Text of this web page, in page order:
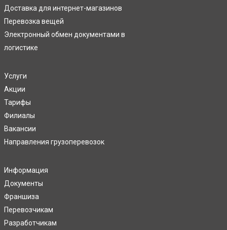
Доставка для интернет-магазинов
Перевозка вещей
Электронный обмен документами в
логистике
Услуги
Акции
Тарифы
Филиалы
Вакансии
Направления грузоперевозок
Информация
Документы
Франшиза
Перевозчикам
Разработчикам